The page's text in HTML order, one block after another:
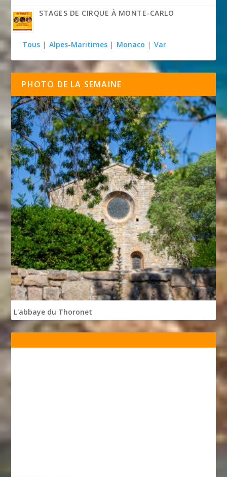
STAGES DE CIRQUE À MONTE-CARLO
Tous | Alpes-Maritimes | Monaco | Var
PHOTO DE LA SEMAINE
L'abbaye du Thoronet